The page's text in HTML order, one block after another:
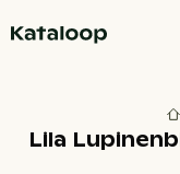
Lila